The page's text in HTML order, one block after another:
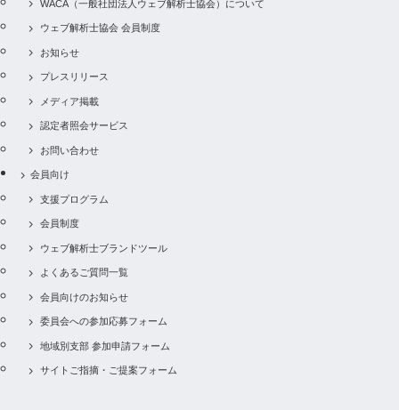
WACA（一般社団法人ウェブ解析士協会）について
ウェブ解析士協会 会員制度
お知らせ
プレスリリース
メディア掲載
認定者照会サービス
お問い合わせ
会員向け
支援プログラム
会員制度
ウェブ解析士ブランドツール
よくあるご質問一覧
会員向けのお知らせ
委員会への参加応募フォーム
地域別支部 参加申請フォーム
サイトご指摘・ご提案フォーム